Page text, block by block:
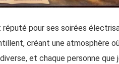
réputé pour ses soirées
créant une atmosphère
et chaque personne que